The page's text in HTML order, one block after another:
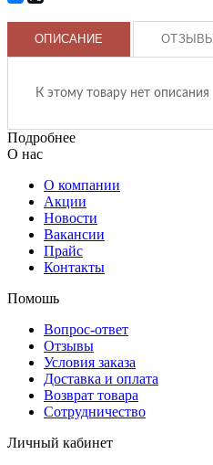
ОПИСАНИЕ ОТЗЫВЫ
К этому товару нет описания
Подробнее
О нас
О компании
Акции
Новости
Вакансии
Прайс
Контакты
Помошь
Вопрос-ответ
Отзывы
Условия заказа
Доставка и оплата
Возврат товара
Сотрудничество
Личный кабинет